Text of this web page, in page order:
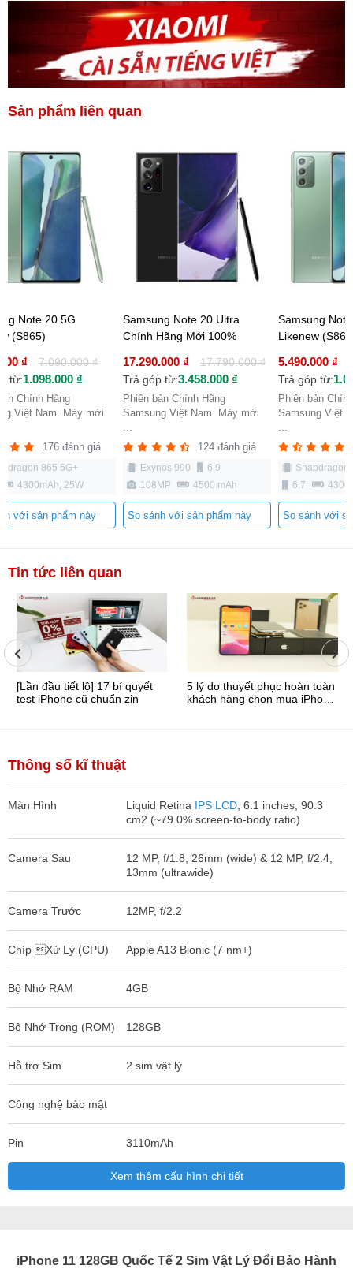
Sản phẩm liên quan
Note 20 5G
(S865)
₫
7.090.000 ₫
từ:1.098.000 ₫
Chính Hãng
Việt Nam. Máy mới
176 đánh giá
865 5G+
4300mAh, 25W
với sản phẩm này
Samsung Note 20 Ultra
Chính Hãng Mới 100%
17.290.000 ₫
17.790.000 ₫
Trả góp từ:3.458.000 ₫
Phiên bản Chính Hãng
Samsung Việt Nam. Máy mới
...
124 đánh giá
Exynos 990
6.9
108MP
4500 mAh
So sánh với sản phẩm này
Samsung
Likenew
5.490.000 ₫
Trả góp từ:
Phiên bản
Samsung Việt
...
Snapdragon
6.7
So sánh với
Tin tức liên quan
[Lần đầu tiết lộ] 17 bí quyết
test iPhone cũ chuẩn zin
5 lý do thuyết phục hoàn toàn
khách hàng chọn mua iPhone
Thông số kĩ thuật
Màn Hình Liquid Retina IPS LCD, 6.1 inches, 90.3
cm2 (~79.0% screen-to-body ratio)
Camera Sau
12 MP, f/1.8, 26mm (wide) & 12 MP, f/2.4,
13mm (ultrawide)
Camera Trước 12MP, f/2.2
Chíp Xử Lý (CPU) Apple A13 Bionic (7 nm+)
Bộ Nhớ RAM 4GB
Bộ Nhớ Trong (ROM) 128GB
Hỗ trợ Sim 2 sim vật lý
Công nghệ bảo mật
Pin 3110mAh
Xem thêm cấu hình chi tiết
iPhone 11 128GB Quốc Tế 2 Sim Vật Lý Đổi Bảo Hành